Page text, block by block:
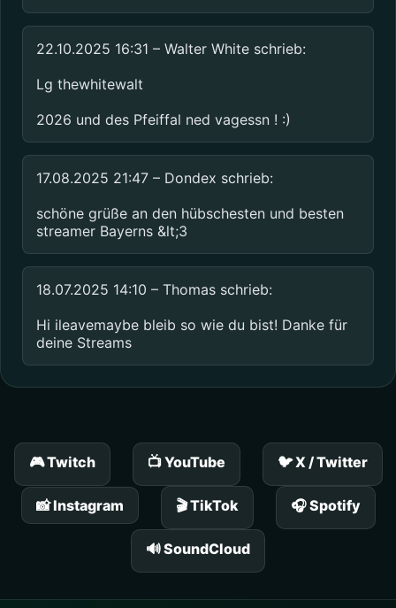
22.10.2025 16:31 – Walter White schrieb:
Lg thewhitewalt
2026 und des Pfeiffal ned vagessn ! :)
17.08.2025 21:47 – Dondex schrieb:
schöne grüße an den hübschesten und besten
streamer Bayerns &lt;3
18.07.2025 14:10 – Thomas schrieb:
Hi ileavemaybe bleib so wie du bist! Danke für
deine Streams
🎮 Twitch 📺 YouTube 🐦 X / Twitter
📸 Instagram 🎬 TikTok 🎧 Spotify
🔊 SoundCloud